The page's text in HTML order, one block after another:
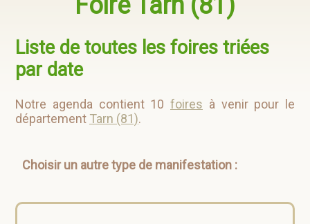
Liste de toutes les foires triées
par date
Notre agenda contient 10 foires à venir pour le
département Tarn (81).
Choisir un autre type de manifestation :